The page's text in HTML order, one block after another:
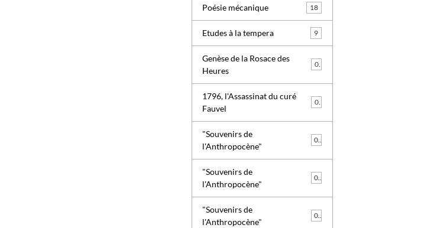
Poésie mécanique 18
Etudes à la tempera 9
Genèse de la Rosace des
Heures
0
1796, l'Assassinat du curé
Fauvel
0
"Souvenirs de
l'Anthropocène"
0
"Souvenirs de
l'Anthropocène"
0
"Souvenirs de
l'Anthropocène"
0